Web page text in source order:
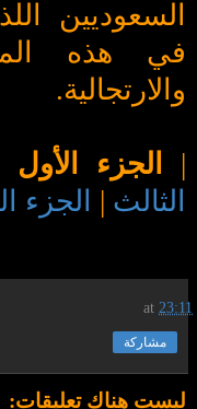
السعوديين
في هذه
والارتجالية.
| الجزء الأول
الثالث | الجزء
at 23:11
مشاركة
ليست هناك تعليقات: